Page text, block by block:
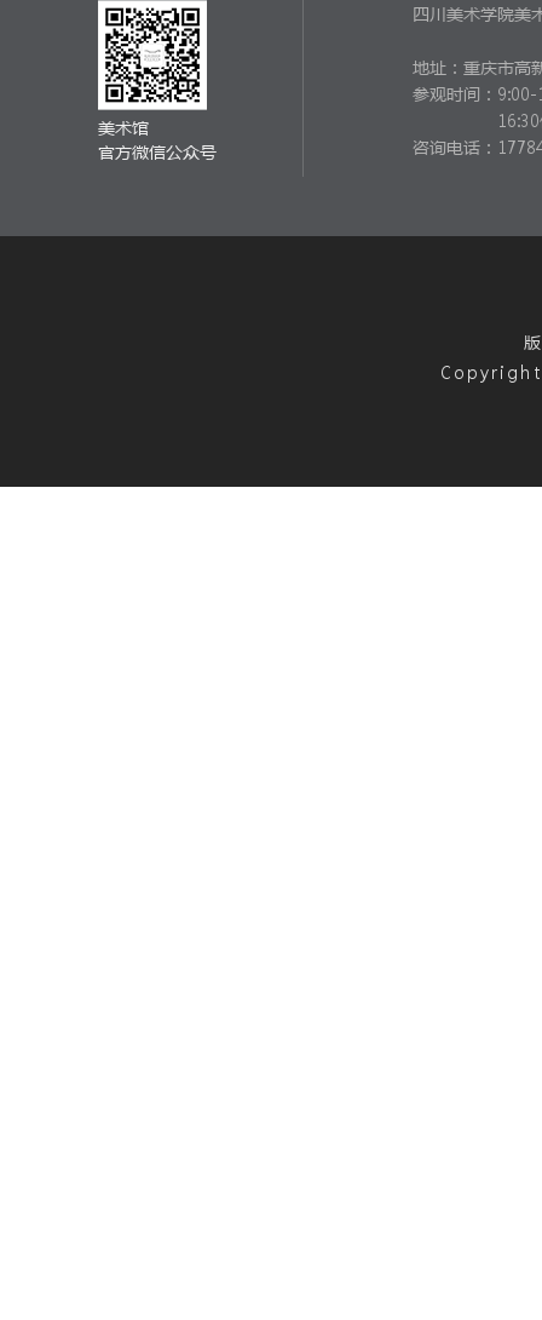
美术馆
官方微信公众号
四川美术学院美
地址：重庆市高
参观时间： 9:00-
咨询电话：